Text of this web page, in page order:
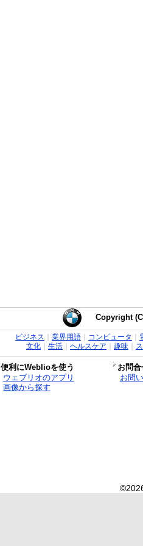
Copyright
ビジネス 業界用語｜ コンピュータ
文化｜ 生活｜ ヘルスケア 趣味｜
便利にWeblioを使う
お問
ウェブリオのアプリ
画像から探す
お問